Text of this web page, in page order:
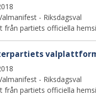
- Riksdagsval
från partiets officiella
- Riksdagsval
från partiets officiella